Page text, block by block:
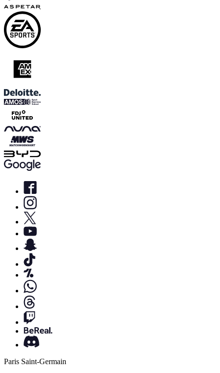
Paris Saint-Germain